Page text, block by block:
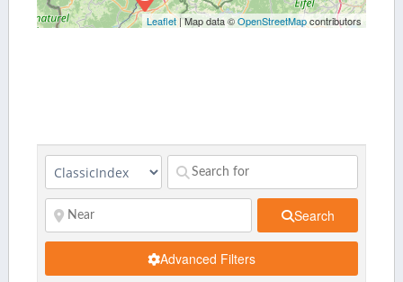
Leaflet| Map data ©OpenStreetMapcontributors
Search
Advanced Filters